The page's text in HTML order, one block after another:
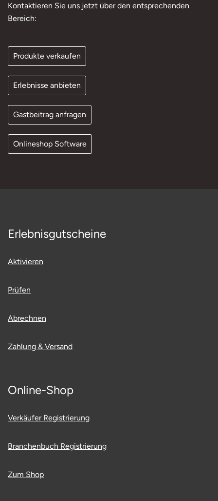
Kontaktieren Sie uns jetzt über den entsprechenden
Bereich:
Produkte verkaufen
Erlebnisse anbieten
Gastbeitrag anfragen
Onlineshop Software
Erlebnisgutscheine
Aktivieren
Prüfen
Abrechnen
Zahlung & Versand
Online-Shop
Verkäufer Registrierung
Branchenbuch Registrierung
Zum Shop